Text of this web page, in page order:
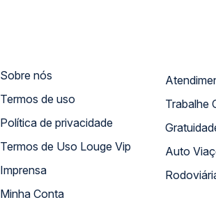
Sobre nós
Termos de uso
Política de privacidade
Termos de Uso Louge Vip
Imprensa
Minha Conta
Trabalhe
Auto